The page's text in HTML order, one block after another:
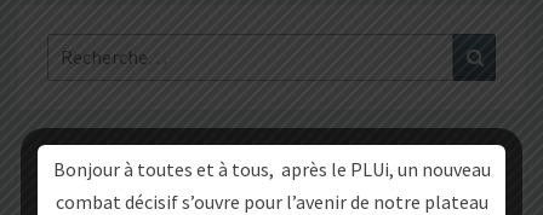
Rechercher :
L’ASSOCIATION
Bonjour à toutes et à tous, après le PLUi, un nouveau
combat décisif s’ouvre pour l’avenir de notre plateau